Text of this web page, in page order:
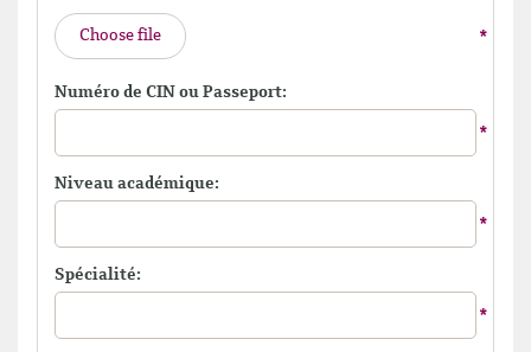
Choose file
Numéro de CIN ou Passeport:
Niveau académique:
Spécialité: